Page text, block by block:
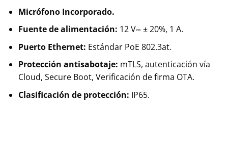
Micrófono Incorporado.
Fuente de alimentación: 12 V⎓ ± 20%, 1 А.
Puerto Ethernet: Estándar PoE 802.3at.
Protección antisabotaje: mTLS, autenticación vía
Cloud, Secure Boot, Verificación de firma OTA.
Clasificación de protección: IP65.